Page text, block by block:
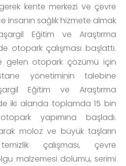
kente merkezi ve çevre
insanın sağlık hizmete almak
Eğitim ve Araştırma
otopark çalışması başlattı.
gelen otopark çözümü için
yönetiminin talebine
Eğitim ve Araştırma
iki alanda toplamda 15 bin
yapımına başladı.
moloz ve büyük taşların
çalışması, çevre
malzemesi dolumu, serimi